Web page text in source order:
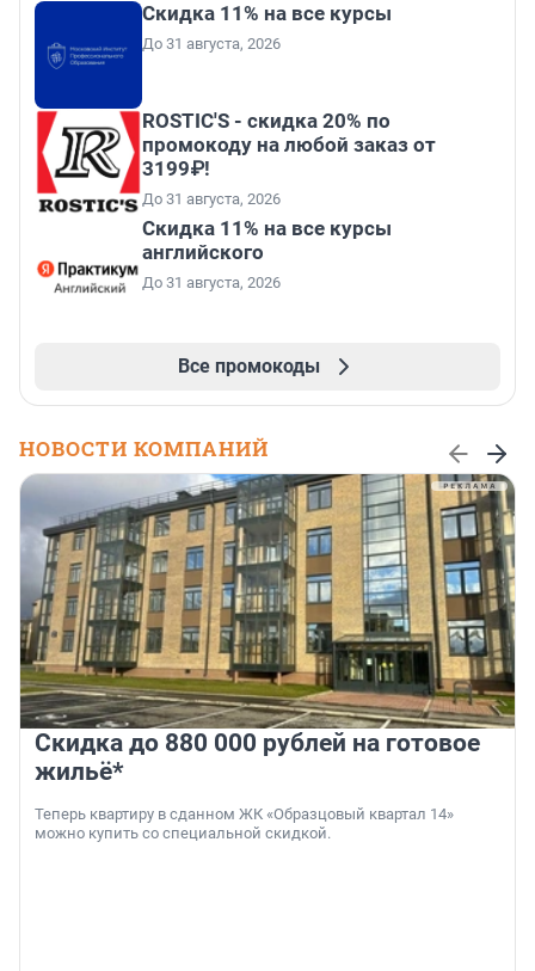
Скидка 11% на все курсы
До 31 августа, 2026
ROSTIC'S - скидка 20% по
промокоду на любой заказ от
3199₽!
До 31 августа, 2026
Скидка 11% на все курсы
английского
До 31 августа, 2026
Все промокоды
НОВОСТИ КОМПАНИЙ
Скидка до 880 000 рублей на готовое
жильё*
Теперь квартиру в сданном ЖК «Образцовый квартал 14»
можно купить со специальной скидкой.